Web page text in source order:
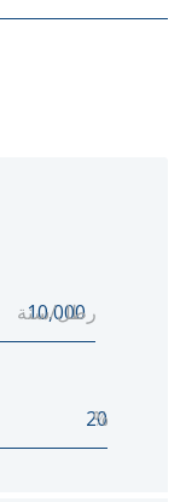
رطل/سنة
%